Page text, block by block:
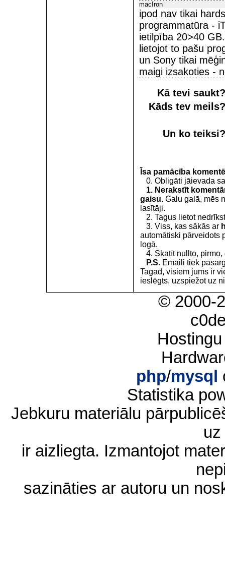
macIron
ipod nav tikai
programmatūra -
ietilpība 20>40
lietojot to pašu
un Sony tikai
maigi izsakoties -
Kā tevi
Kāds tev
Un ko
Īsa pamācība
0. Obligāti jāievada
1. Nerakstīt
gaisu. Galu galā, mēs
lasītāji.
2. Tagus lietot
3. Viss, kas sākās ar
automātiski pārveidots
logā.
4. Skatīt nullto, pirmo,
P.S. Emaili tiek
Tagad, visiem jums ir
ieslēgts, uzspiežot uz
© 2000-
php/mysql
Statistika
Jebkuru materiālu
ir aizliegta. Izmantojot
sazināties ar autoru un